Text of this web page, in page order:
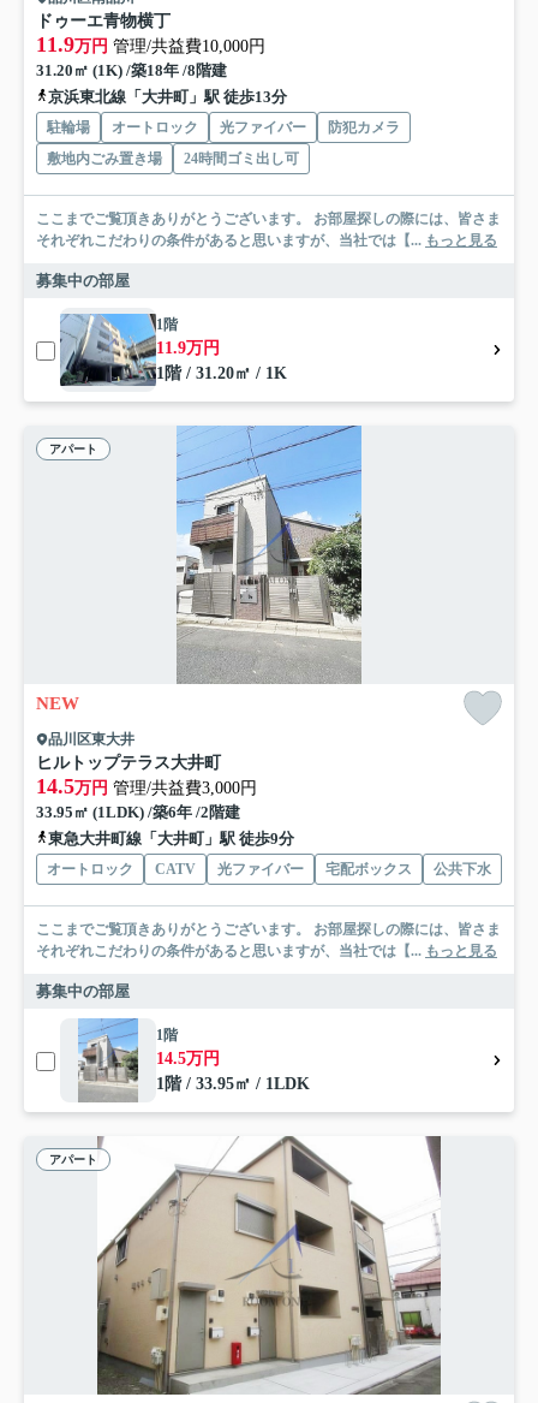
ドゥーエ青物横丁
11.9万円 管理/共益費10,000円
31.20㎡ (1K) /築18年 /8階建
京浜東北線「大井町」駅 徒歩13分
駐輪場 オートロック 光ファイバー
防犯カメラ
敷地内ごみ置き場
24時間ゴミ出し可
ここまでご覧頂きありがとうございます。 お部屋探しの際には、皆さま
それぞれこだわりの条件があると思いますが、当社では【... もっと見る
募集中の部屋
1階
11.9万円
1階 / 31.20㎡ / 1K
アパート
NEW
品川区東大井
ヒルトップテラス大井町
14.5万円 管理/共益費3,000円
33.95㎡ (1LDK) /築6年 /2階建
東急大井町線「大井町」駅 徒歩9分
オートロック CATV 光ファイバー 宅配ボックス 公共下水
ここまでご覧頂きありがとうございます。 お部屋探しの際には、皆さま
それぞれこだわりの条件があると思いますが、当社では【... もっと見る
募集中の部屋
1階
14.5万円
1階 / 33.95㎡ / 1LDK
アパート